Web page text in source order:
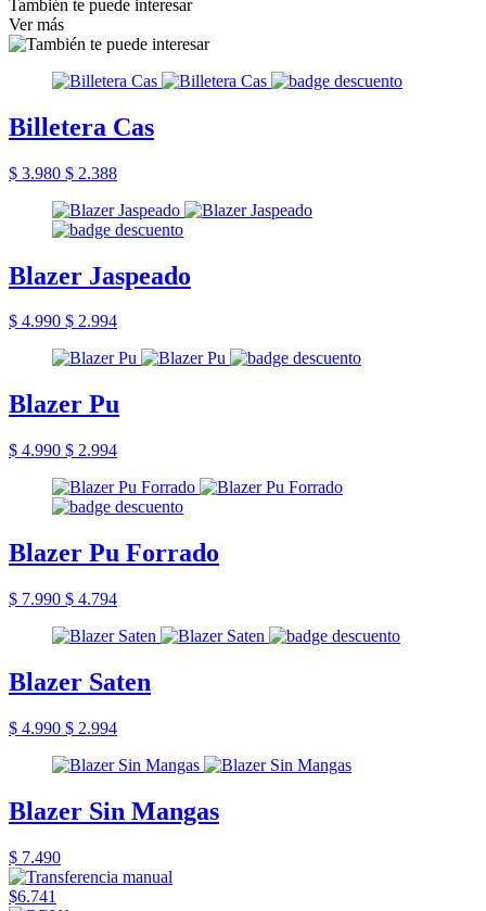
También te puede interesar
Ver más
Billetera Cas
$ 3.980 $ 2.388
Blazer Jaspeado
$ 4.990 $ 2.994
Blazer Pu
$ 4.990 $ 2.994
Blazer Pu Forrado
$ 7.990 $ 4.794
Blazer Saten
$ 4.990 $ 2.994
Blazer Sin Mangas
$ 7.490
$6.741